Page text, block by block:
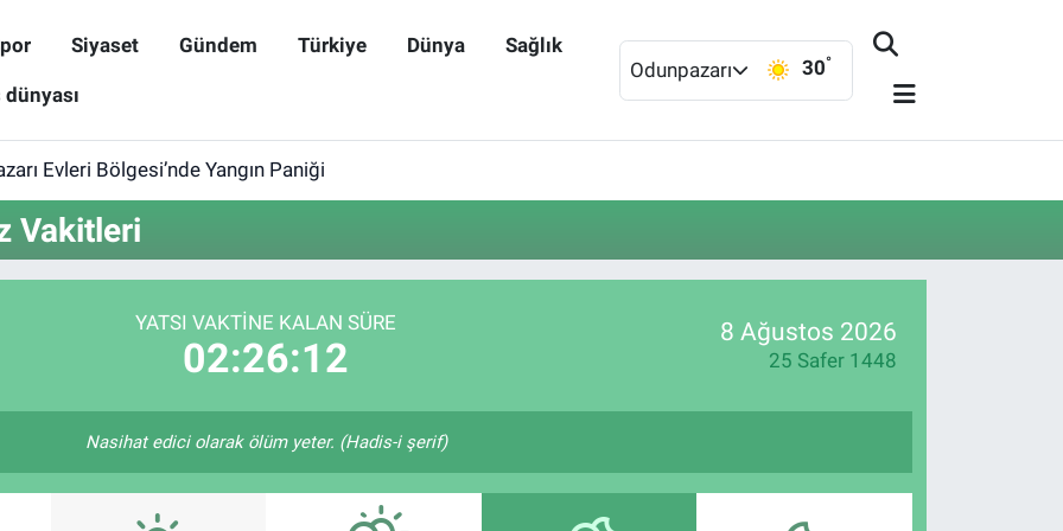
Siyaset Gündem Türkiye Dünya Sağlık
Odunpazarı 30°
Evleri Bölgesi’nde Yangın Paniği
Vakitleri
YATSI VAKTINE KALAN SÜRE
02:26:12
8 Ağustos 2026
25 Safer 1448
Nasihat edici olarak ölüm yeter. (Hadis-i şerif)